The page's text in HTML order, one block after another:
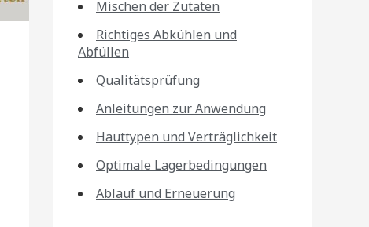
Mischen der Zutaten
Richtiges Abkühlen und
Abfüllen
Qualitätsprüfung
Anleitungen zur Anwendung
Hauttypen und Verträglichkeit
Optimale Lagerbedingungen
Ablauf und Erneuerung